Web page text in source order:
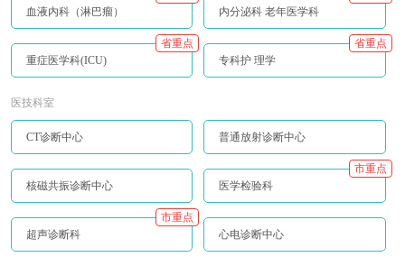
血液内科（淋巴瘤）
内分泌科 老年医学科
重症医学科(ICU)
省重点
专科护 理学
省重点
医技科室
CT诊断中心 普通放射诊断中心
核磁共振诊断中心 医学检验科
市重点
超声诊断科
市重点
心电诊断中心